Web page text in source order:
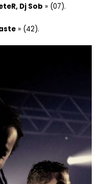
Dj Sob » (07).
» (42).